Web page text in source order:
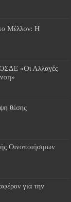
Μέλλον: Η
«Οι Αλλαγές
θέσης
Οινοποιήσιμων
για την